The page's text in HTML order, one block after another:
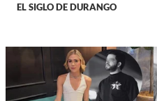
EL SIGLO DE DURANGO